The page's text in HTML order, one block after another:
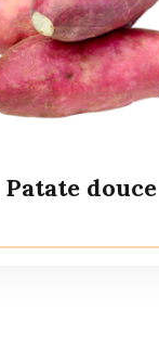
Patate douce